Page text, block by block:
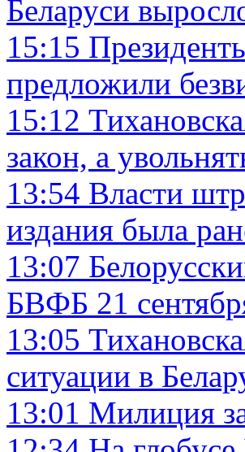
Беларуси
15:15
предложили
15:12
закон, а
13:54 Власти
издания была
13:07
БВФБ 21
13:05
ситуации в
13:01 Милиция